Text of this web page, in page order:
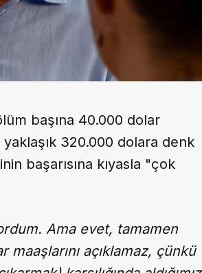
başına 40.000 dolar
320.000 dolara denk
başarısına kıyasla "çok
Ama evet, tamamen
maaşlarını açıklamaz, çünkü